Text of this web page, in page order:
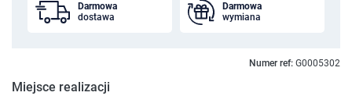
Darmowa
dostawa
Darmowa
wymiana
Numer ref: G0005302
Miejsce realizacji